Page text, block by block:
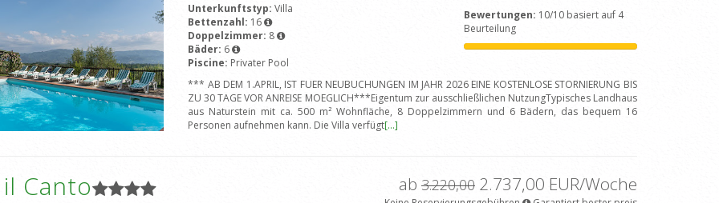
Unterkunftstyp: Villa
Bettenzahl: 16
Doppelzimmer: 8
Bäder: 6
Piscine: Privater Pool
Bewertungen: 10/10 basiert auf 4
Beurteilung
*** AB DEM 1.APRIL, IST FUER NEUBUCHUNGEN IM JAHR 2026 EINE KOSTENLOSE STORNIERUNG BIS
ZU 30 TAGE VOR ANREISE MOEGLICH***Eigentum zur ausschließlichen NutzungTypisches Landhaus
aus Naturstein mit ca. 500 m² Wohnfläche, 8 Doppelzimmern und 6 Bädern, das bequem 16
Personen aufnehmen kann. Die Villa verfügt[...]
Canto ab 3.220,00 2.737,00 EUR/Woche